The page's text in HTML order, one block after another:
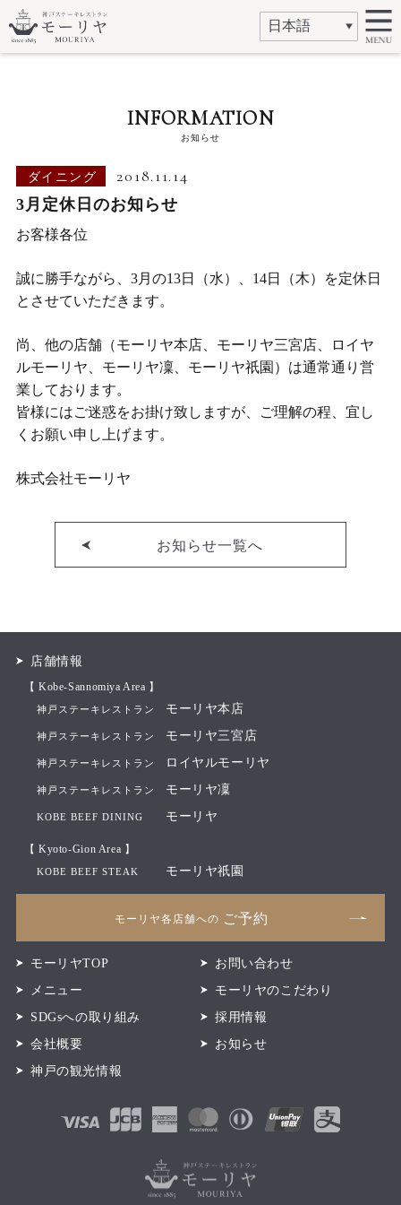
INFORMATION
お知らせ
ダイニング 2018.11.14
3月定休日のお知らせ
お客様各位
誠に勝手ながら、3月の13日（水）、14日（木）を定休日
とさせていただきます。
尚、他の店舗（モーリヤ本店、モーリヤ三宮店、ロイヤ
ルモーリヤ、モーリヤ凜、モーリヤ祇園）は通常通り営
業しております。
皆様にはご迷惑をお掛け致しますが、ご理解の程、宜し
くお願い申し上げます。
株式会社モーリヤ
お知らせ一覧へ
店舗情報
【 Kobe-Sannomiya Area 】
神戸ステーキレストラン モーリヤ本店
神戸ステーキレストラン モーリヤ三宮店
神戸ステーキレストラン ロイヤルモーリヤ
神戸ステーキレストラン モーリヤ凜
KOBE BEEF DINING モーリヤ
【 Kyoto-Gion Area 】
KOBE BEEF STEAK モーリヤ祇園
モーリヤ各店舗への ご予約
モーリヤTOP
お問い合わせ
メニュー
モーリヤのこだわり
SDGsへの取り組み
採用情報
会社概要
お知らせ
神戸の観光情報